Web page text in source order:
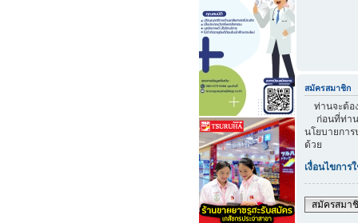
สมัครสมาชิก
ท่านจะต้อ
ก่อนที่ท่าน
นโยบายกา
ด้วย
เงื่อนไขการ
สมัครสมา